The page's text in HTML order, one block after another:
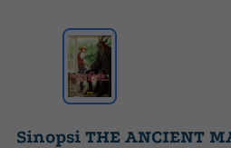
Sinopsi THE ANCIENT